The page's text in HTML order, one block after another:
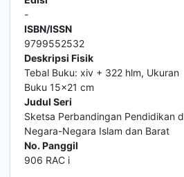
-
ISBN/ISSN
9799552532
Deskripsi Fisik
Tebal Buku: xiv + 322 hlm, Ukuran
Buku 15x21 cm
Judul Seri
Sketsa Perbandingan Pendidikan
Negara-Negara Islam dan Barat
No. Panggil
906 RAC i